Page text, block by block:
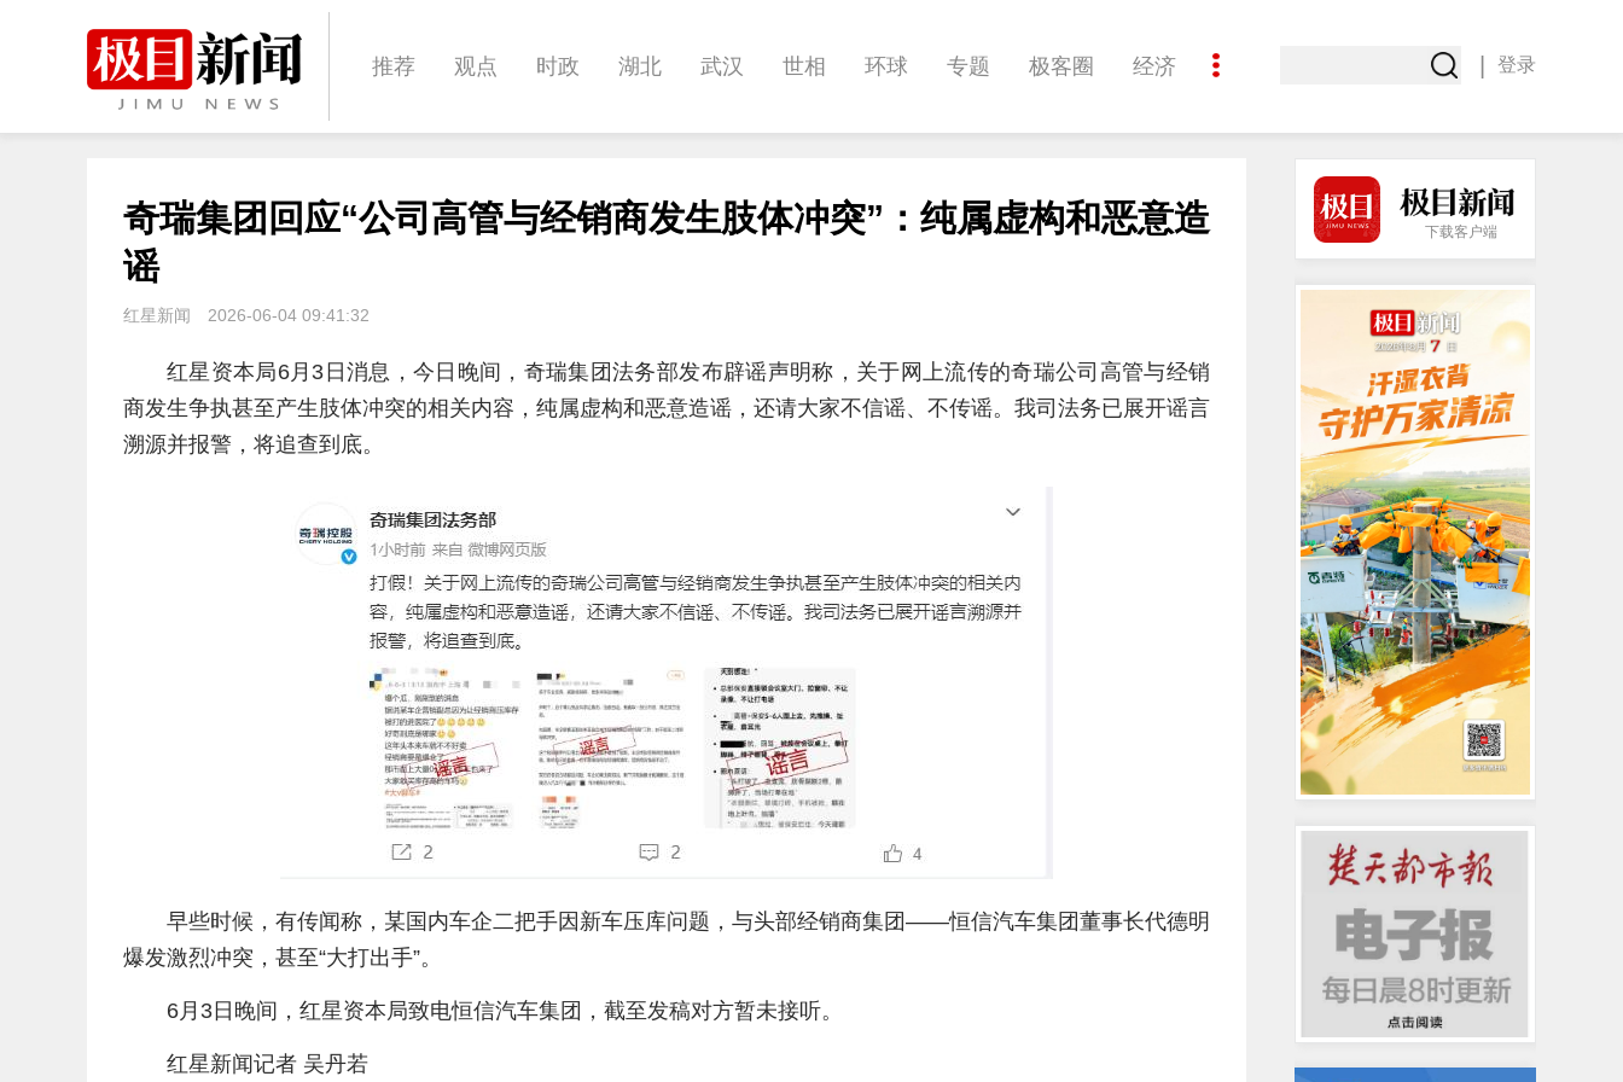
推荐 观点 时政 湖北 武汉 世相 环球 专题 极客圈 经济
体育 娱乐 影像 帅作文 International 职教院 酒道
登录
奇瑞集团回应“公司高管与经销商发生肢体冲突”：纯属虚构和恶意造
谣
红星新闻 2026-06-04 09:41:32
红星资本局6月3日消息，今日晚间，奇瑞集团法务部发布辟谣声明称，关于网上流传的奇瑞公司高管与经销
商发生争执甚至产生肢体冲突的相关内容，纯属虚构和恶意造谣，还请大家不信谣、不传谣。我司法务已展开谣言
溯源并报警，将追查到底。
早些时候，有传闻称，某国内车企二把手因新车压库问题，与头部经销商集团——恒信汽车集团董事长代德明
爆发激烈冲突，甚至“大打出手”。
6月3日晚间，红星资本局致电恒信汽车集团，截至发稿对方暂未接听。
红星新闻记者 吴丹若
下载客户端